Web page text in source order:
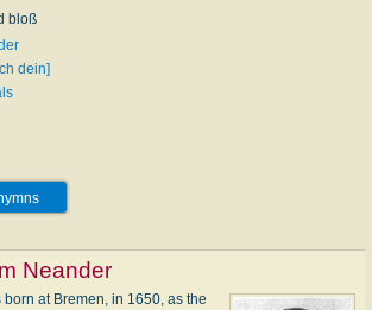
bloß
dein]
Neander
at Bremen, in 1650, as the